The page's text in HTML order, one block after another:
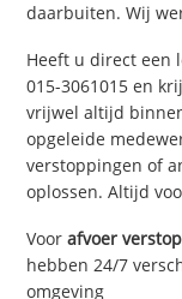
daarbuiten. Wij
Heeft u direct een
015-3061015 en
vrijwel altijd
opgeleide
verstoppingen of
oplossen. Altijd
Voorafvoer
hebben 24/7
omgeving